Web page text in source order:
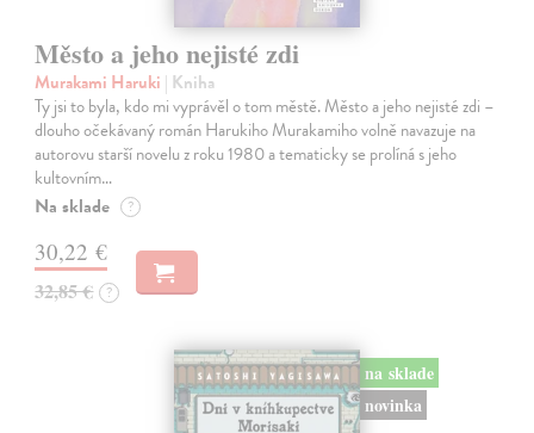
Město a jeho nejisté zdi
Murakami Haruki | Kniha
Ty jsi to byla, kdo mi vyprávěl o tom městě. Město a jeho nejisté zdi –
dlouho očekávaný román Harukiho Murakamiho volně navazuje na
autorovu starší novelu z roku 1980 a tematicky se prolíná s jeho
kultovním…
Na sklade ?
30,22 €
32,85 € ?
na sklade
novinka